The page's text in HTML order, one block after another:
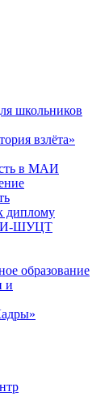
школьников
взлёта»
в МАИ
диплому
ШУЦТ
образование
и